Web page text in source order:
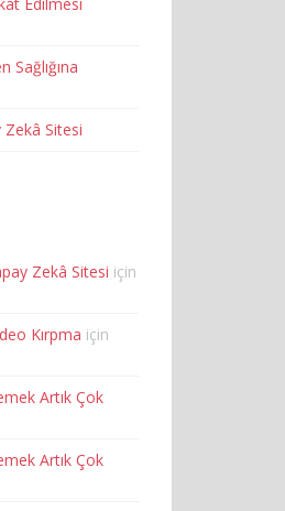
Sağlığına
Zekâ Sitesi
Zekâ Sitesi için
Kırpma için
Artık Çok
Artık Çok